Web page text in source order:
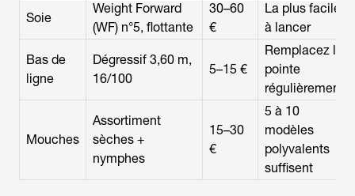
Soie
Weight Forward
(WF) n°5, flottante
30–60
€
La plus facile
à lancer
Bas de
ligne
Dégressif 3,60 m,
16/100
5–15 €
Remplacez la
pointe
régulièrement
Mouches
Assortiment
sèches +
nymphes
15–30
€
5 à 10
modèles
polyvalents
suffisent